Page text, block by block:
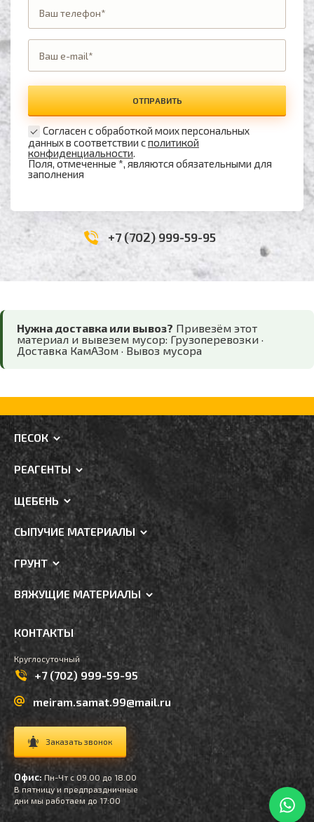
ОТПРАВИТЬ
Согласен с обработкой моих персональных
данных в соответствии сполитикой
конфиденциальности.
Поля, отмеченные *, являются обязательными для
заполнения
+7 (702) 999-59-95
Нужна доставка или вывоз? Привезём этот
материал и вывезем мусор: Грузоперевозки ·
Доставка КамАЗом · Вывоз мусора
ПЕСОК
РЕАГЕНТЫ
ЩЕБЕНЬ
СЫПУЧИЕ МАТЕРИАЛЫ
ГРУНТ
ВЯЖУЩИЕ МАТЕРИАЛЫ
КОНТАКТЫ
Круглосуточный
+7 (702) 999-59-95
meiram.samat.99@mail.ru
Заказать звонок
Офис: Пн-Чт с 09.00 до 18.00
В пятницу и предпраздничные
дни мы работаем до 17:00